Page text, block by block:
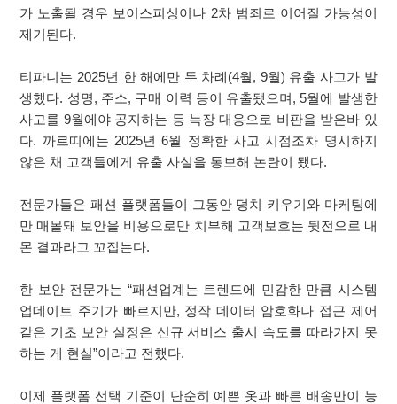
가 노출될 경우 보이스피싱이나 2차 범죄로 이어질 가능성이
제기된다.
티파니는 2025년 한 해에만 두 차례(4월, 9월) 유출 사고가 발
생했다. 성명, 주소, 구매 이력 등이 유출됐으며, 5월에 발생한
사고를 9월에야 공지하는 등 늑장 대응으로 비판을 받은바 있
다. 까르띠에는 2025년 6월 정확한 사고 시점조차 명시하지
않은 채 고객들에게 유출 사실을 통보해 논란이 됐다.
전문가들은 패션 플랫폼들이 그동안 덩치 키우기와 마케팅에
만 매몰돼 보안을 비용으로만 치부해 고객보호는 뒷전으로 내
몬 결과라고 꼬집는다.
한 보안 전문가는 “패션업계는 트렌드에 민감한 만큼 시스템
업데이트 주기가 빠르지만, 정작 데이터 암호화나 접근 제어
같은 기초 보안 설정은 신규 서비스 출시 속도를 따라가지 못
하는 게 현실”이라고 전했다.
이제 플랫폼 선택 기준이 단순히 예쁜 옷과 빠른 배송만이 능